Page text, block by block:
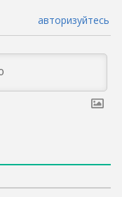
авторизуйтесь